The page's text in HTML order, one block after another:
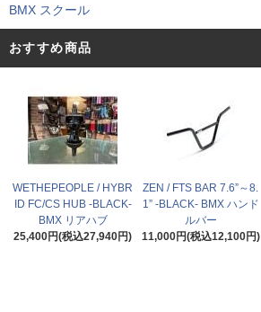
BMX スクール
おすすめ商品
WETHEPEOPLE / HYBR
ID FC/CS HUB -BLACK-
BMX リアハブ
25,400円(税込27,940円)
ZEN / FTS BAR 7.6”～8.
1” -BLACK- BMX ハンド
ルバー
11,000円(税込12,100円)